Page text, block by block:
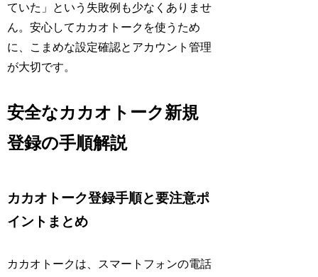
ていた」という失敗例も少なくありませ
ん。安心してカカオトークを使うため
に、こまめな設定確認とアカウント管理
が大切です。
安全なカカオトーク新規
登録の手順解説
カカオトーク登録手順と要注意ポ
イントまとめ
カカオトークは、スマートフォンの電話